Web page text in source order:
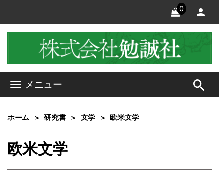
0
メニュー search
ホーム 研究書 文学 欧米文学
欧米文学